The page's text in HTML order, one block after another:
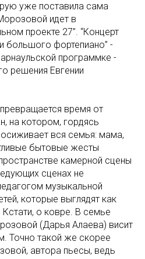
уже поставила сама
идет в
проекте 27”. “Концерт
большого фортепиано” -
программке -
решения Евгении
время от
на котором, гордясь
вся семья: мама,
бытовые жесты
камерной сцены
сценах не
музыкальной
которые выглядят как
о ковре. В семье
(Дарья Алаева) висит
Точно такой же скорее
автора пьесы, ведь